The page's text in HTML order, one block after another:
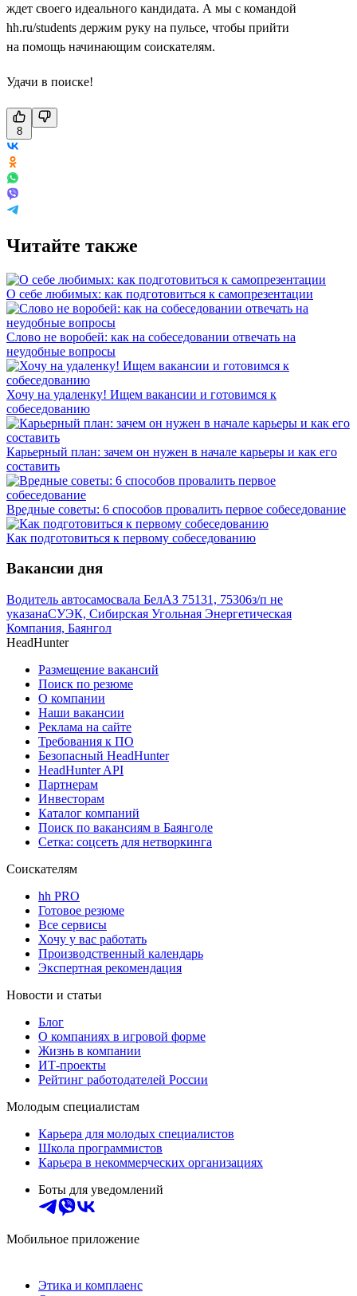
ждет своего идеального кандидата. А мы с командой
hh.ru/students держим руку на пульсе, чтобы прийти
на помощь начинающим соискателям.
Удачи в поиске!
8
Читайте также
О себе любимых: как подготовиться к самопрезентации
Слово не воробей: как на собеседовании отвечать на
неудобные вопросы
Хочу на удаленку! Ищем вакансии и готовимся к
собеседованию
Карьерный план: зачем он нужен в начале карьеры и как его
составить
Вредные советы: 6 способов провалить первое собеседование
Как подготовиться к первому собеседованию
Вакансии дня
Водитель автосамосвала БелАЗ 75131, 75306з/п не
указанаСУЭК, Сибирская Угольная Энергетическая
Компания, Баянгол
HeadHunter
Размещение вакансий
Поиск по резюме
О компании
Наши вакансии
Реклама на сайте
Требования к ПО
Безопасный HeadHunter
HeadHunter API
Партнерам
Инвесторам
Каталог компаний
Поиск по вакансиям в Баянголе
Сетка: соцсеть для нетворкинга
Соискателям
hh PRO
Готовое резюме
Все сервисы
Хочу у вас работать
Производственный календарь
Экспертная рекомендация
Новости и статьи
Блог
О компаниях в игровой форме
Жизнь в компании
ИТ-проекты
Рейтинг работодателей России
Молодым специалистам
Карьера для молодых специалистов
Школа программистов
Карьера в некоммерческих организациях
Боты для уведомлений
Мобильное приложение
Этика и комплаенс